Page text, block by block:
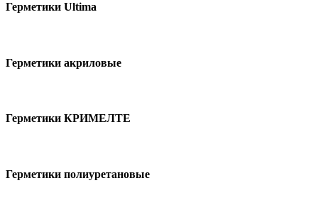
Герметики Ultima
Герметики акриловые
Герметики КРИМЕЛТЕ
Герметики полиуретановые